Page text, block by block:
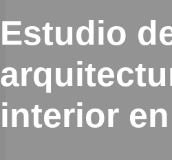
Estudio
interior